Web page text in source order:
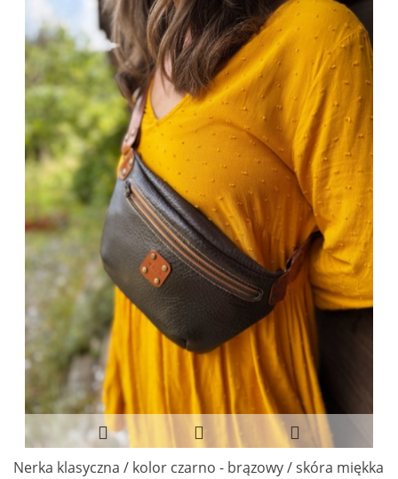
Nerka klasyczna / kolor czarno - brązowy / skóra miękka